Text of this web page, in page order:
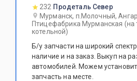
232 Продеталь Север
Мурманск, п.Молочный,
Птицефабрика Мурманская (на
котельной)
Б/у запчасти на широкий
наличие и на заказ. Выкуп на
автомобилей. Можем
запчасть на месте.